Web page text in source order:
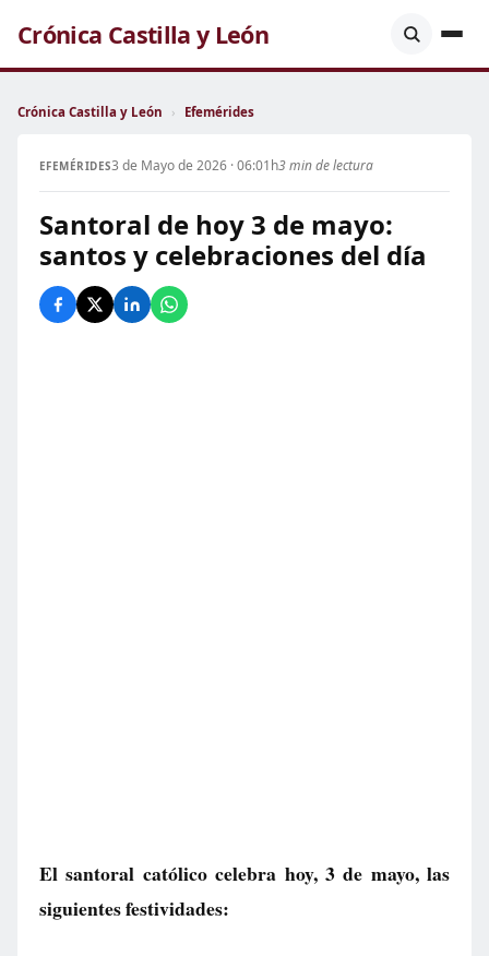
Crónica Castilla y León
Crónica Castilla y León › Efemérides
EFEMÉRIDES3 de Mayo de 2026 · 06:01h3 min de lectura
Santoral de hoy 3 de mayo:
santos y celebraciones del día
El santoral católico celebra hoy, 3 de mayo, las
siguientes festividades: